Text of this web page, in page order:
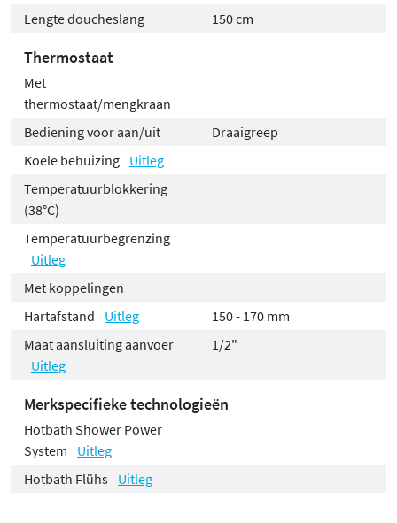
Lengte doucheslang
150 cm
Thermostaat
Met
thermostaat/mengkraan
Bediening voor aan/uit
Draaigreep
Koele behuizing Uitleg
Temperatuurblokkering
(38°C)
Temperatuurbegrenzing
Uitleg
Met koppelingen
Hartafstand
Uitleg
150 - 170 mm
Maat aansluiting aanvoer
Uitleg
1/2"
Merkspecifieke technologieën
Hotbath Shower Power
System
Uitleg
Hotbath Flühs Uitleg